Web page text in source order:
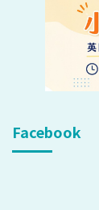
Facebook